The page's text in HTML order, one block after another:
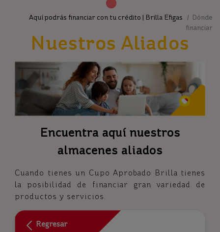
Aquí podrás financiar con tu crédito | Brilla Efigas / Dónde
financiar
Nuestros Aliados
Encuentra aquí nuestros
almacenes aliados
Cuando tienes un Cupo Aprobado Brilla tienes
la posibilidad de financiar gran variedad de
productos y servicios.
Regresar